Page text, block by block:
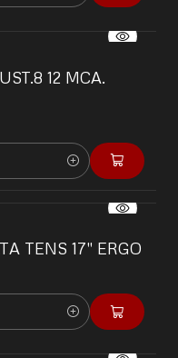
12 MCA.
TENS 17" ERGO